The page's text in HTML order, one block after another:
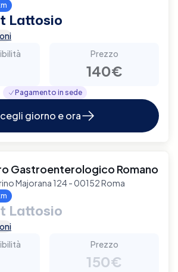
Lattosio
Prezzo
140€
Pagamento in sede
giorno e ora
Gastroenterologico Romano
Majorana 124 - 00152 Roma
Lattosio
Prezzo
150€